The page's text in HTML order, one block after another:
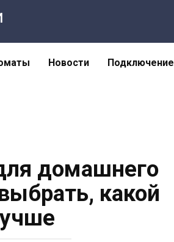
Новости Подключение
домашнего
какой